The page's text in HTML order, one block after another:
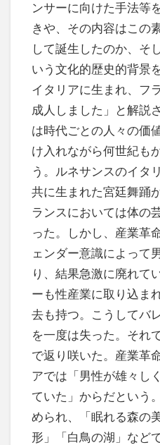
ンサーに向けた手法等
きや、その内容はこの
して誕生したのか、そ
いう文化的歴史的背景
イタリアに生まれ、フ
成人しました」と解説
は時代ごとの人々の価
け入れながら何世紀も
う。ルネサンスのイタ
共に生まれた宮廷舞踊
ランスにおいては体の
った。しかし、産業革
ェンダー意識によって
り、結果急激に廃れて
ーも性産業に取り込ま
去も持つ。こうしてバ
を一度は失った。それ
で返り咲いた。産業革
アでは「男性が雄々し
ていた」からだという
められ、「眠れる森の
形」「白鳥の湖」など